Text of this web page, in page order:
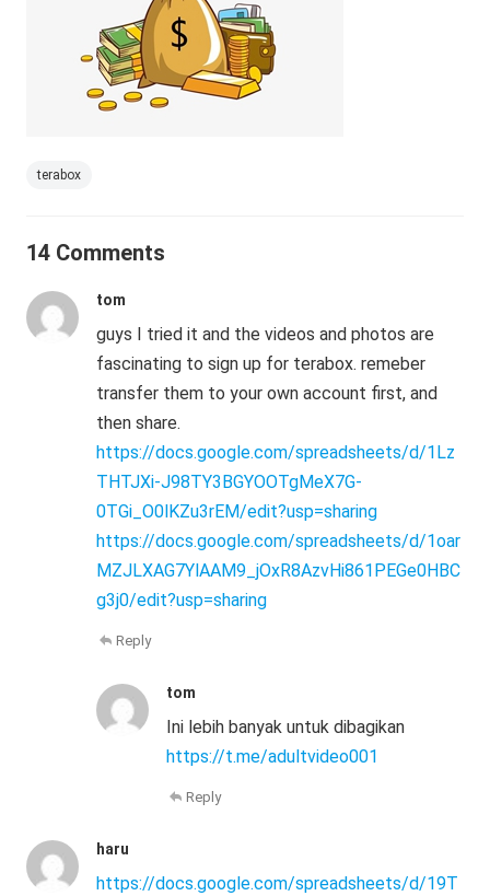
terabox
14 Comments
tom
guys I tried it and the videos and photos are
fascinating to sign up for terabox. remeber
transfer them to your own account first, and
then share.
https://docs.google.com/spreadsheets/d/1Lz
THTJXi-J98TY3BGYOOTgMeX7G-
0TGi_O0lKZu3rEM/edit?usp=sharing
https://docs.google.com/spreadsheets/d/1oar
MZJLXAG7YlAAM9_jOxR8AzvHi861PEGe0HBC
g3j0/edit?usp=sharing
Reply
tom
Ini lebih banyak untuk dibagikan
https://t.me/adultvideo001
Reply
haru
https://docs.google.com/spreadsheets/d/19T